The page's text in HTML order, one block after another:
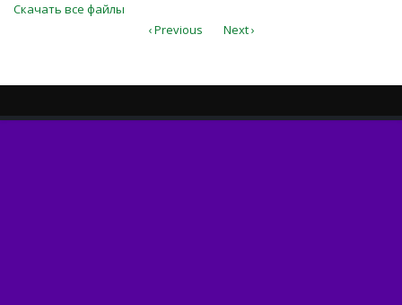
Скачать все файлы
‹ Previous
Next ›